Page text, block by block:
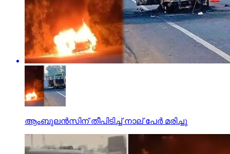
ആംബുലന്‍സിന് തീപിടിച്ച് നാല് പേര്‍ മരിച്ചു